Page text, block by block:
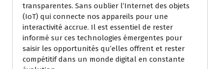
transparentes. Sans oublier l’Internet des objets
(IoT) qui connecte nos appareils pour une
interactivité accrue. Il est essentiel de rester
informé sur ces technologies émergentes pour
saisir les opportunités qu’elles offrent et rester
compétitif dans un monde digital en constante